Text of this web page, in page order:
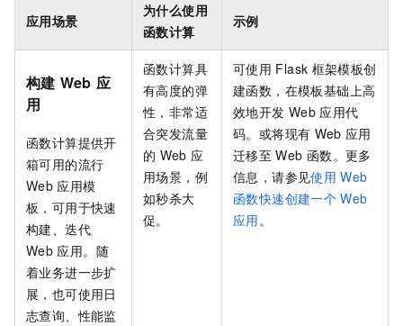
应用场景
为什么使用
函数计算
示例
构建 Web 应
用
函数计算提供开
箱可用的流行
Web 应用模
板，可用于快速
构建、迭代
Web 应用。随
着业务进一步扩
展，也可使用日
志查询、性能监
函数计算具
有高度的弹
性，非常适
合突发流量
的 Web 应
用场景，例
如秒杀大
促。
可使用 Flask 框架模板创
建函数，在模板基础上高
效地开发 Web 应用代
码。或将现有 Web 应用
迁移至 Web 函数。更多
信息，请参见使用 Web
函数快速创建一个 Web
应用。